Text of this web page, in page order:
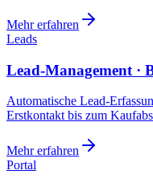
Mehr erfahren
Leads
Lead-Management ·
Automatische Lead-
Erstkontakt bis zum
Mehr erfahren
Portal